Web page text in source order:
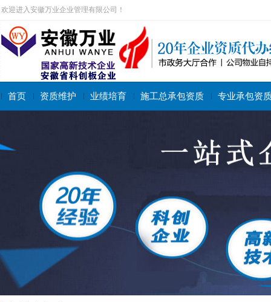
欢迎进入安徽万业企业管理有限公司！
首页 资质维护 业绩培育 施工总承包资质 专业承包资
搜索关键字： 施工总承包资质 专业承包资质 施工劳务资质